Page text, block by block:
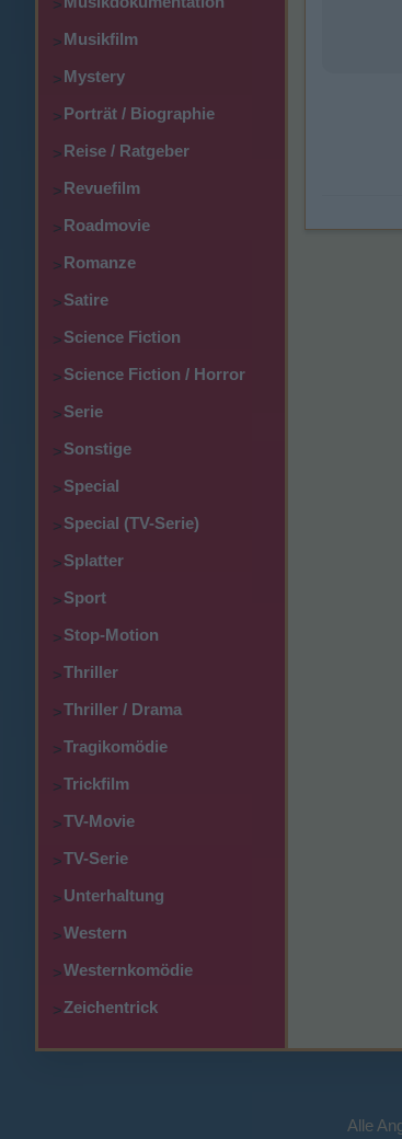
>
>Musikfilm
>Mystery
>Porträt / Biographie
>Reise / Ratgeber
>Revuefilm
>Roadmovie
>Romanze
>Satire
>Science Fiction
>Science Fiction / Horror
>Serie
>Sonstige
>Special
>Special (TV-Serie)
>Splatter
>Sport
>Stop-Motion
>Thriller
>Thriller / Drama
>Tragikomödie
>Trickfilm
>TV-Movie
>TV-Serie
>Unterhaltung
>Western
>Westernkomödie
>Zeichentrick
Alle